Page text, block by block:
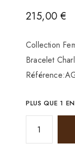
215,00€
Collection
Bracelet
PLUS QUE 1